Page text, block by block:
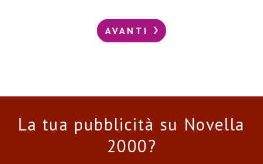
AVANTI
La tua pubblicità su Novella
2000?